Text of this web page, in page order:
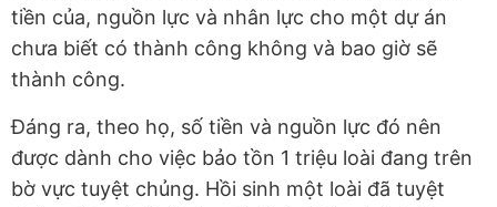
tiền của, nguồn lực và nhân lực cho một dự án
chưa biết có thành công không và bao giờ sẽ
thành công.
Đáng ra, theo họ, số tiền và nguồn lực đó nên
được dành cho việc bảo tồn 1 triệu loài đang trên
bờ vực tuyệt chủng. Hồi sinh một loài đã tuyệt